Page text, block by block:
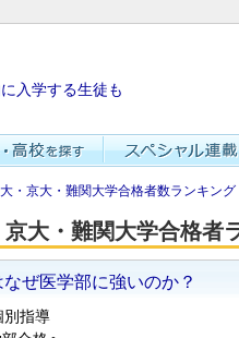
入学する生徒も
・京大・難関大学合格者数ランキング
大・難関大学合格者